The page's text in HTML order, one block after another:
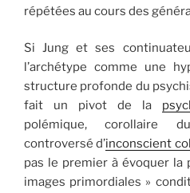
répétées au cours des
Si Jung et ses
l’archétype comme une
structure profonde du
fait un pivot de la
polémique, corollaire
controversé d’inconscient
pas le premier à évoquer la
images primordiales »